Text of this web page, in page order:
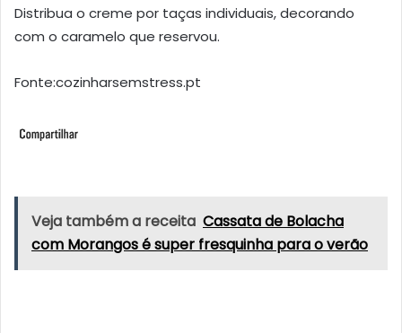
Distribua o creme por taças individuais, decorando
com o caramelo que reservou.
Fonte:cozinharsemstress.pt
Veja também a receita Cassata de Bolacha
com Morangos é super fresquinha para o verão